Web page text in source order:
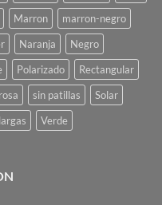
Marron
marron-negro
Naranja
Negro
Polarizado
Rectangular
rosa sin patillas
Solar
Verde